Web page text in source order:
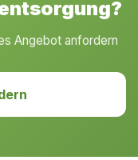
Angebot anfordern